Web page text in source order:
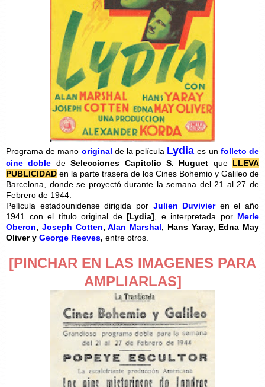
Programa de mano original de la película Lydia es un folleto de
cine doble deSelecciones Capitolio S. Huguet que LLEVA
PUBLICIDAD en la parte trasera de los Cines Bohemio y Galileo de
Barcelona, donde se proyectó durante la semana del 21 al 27 de
Febrero de 1944.
Película estadounidense dirigida por Julien Duvivieren el año
1941 con el título original de[Lydia] , e interpretada por Merle
Oberon, Joseph Cotten,Alan Marshal, Hans Yaray, Edna May
Oliver y George Reeves, entre otros.
[PINCHAR EN LAS IMAGENES PARA
AMPLIARLAS]